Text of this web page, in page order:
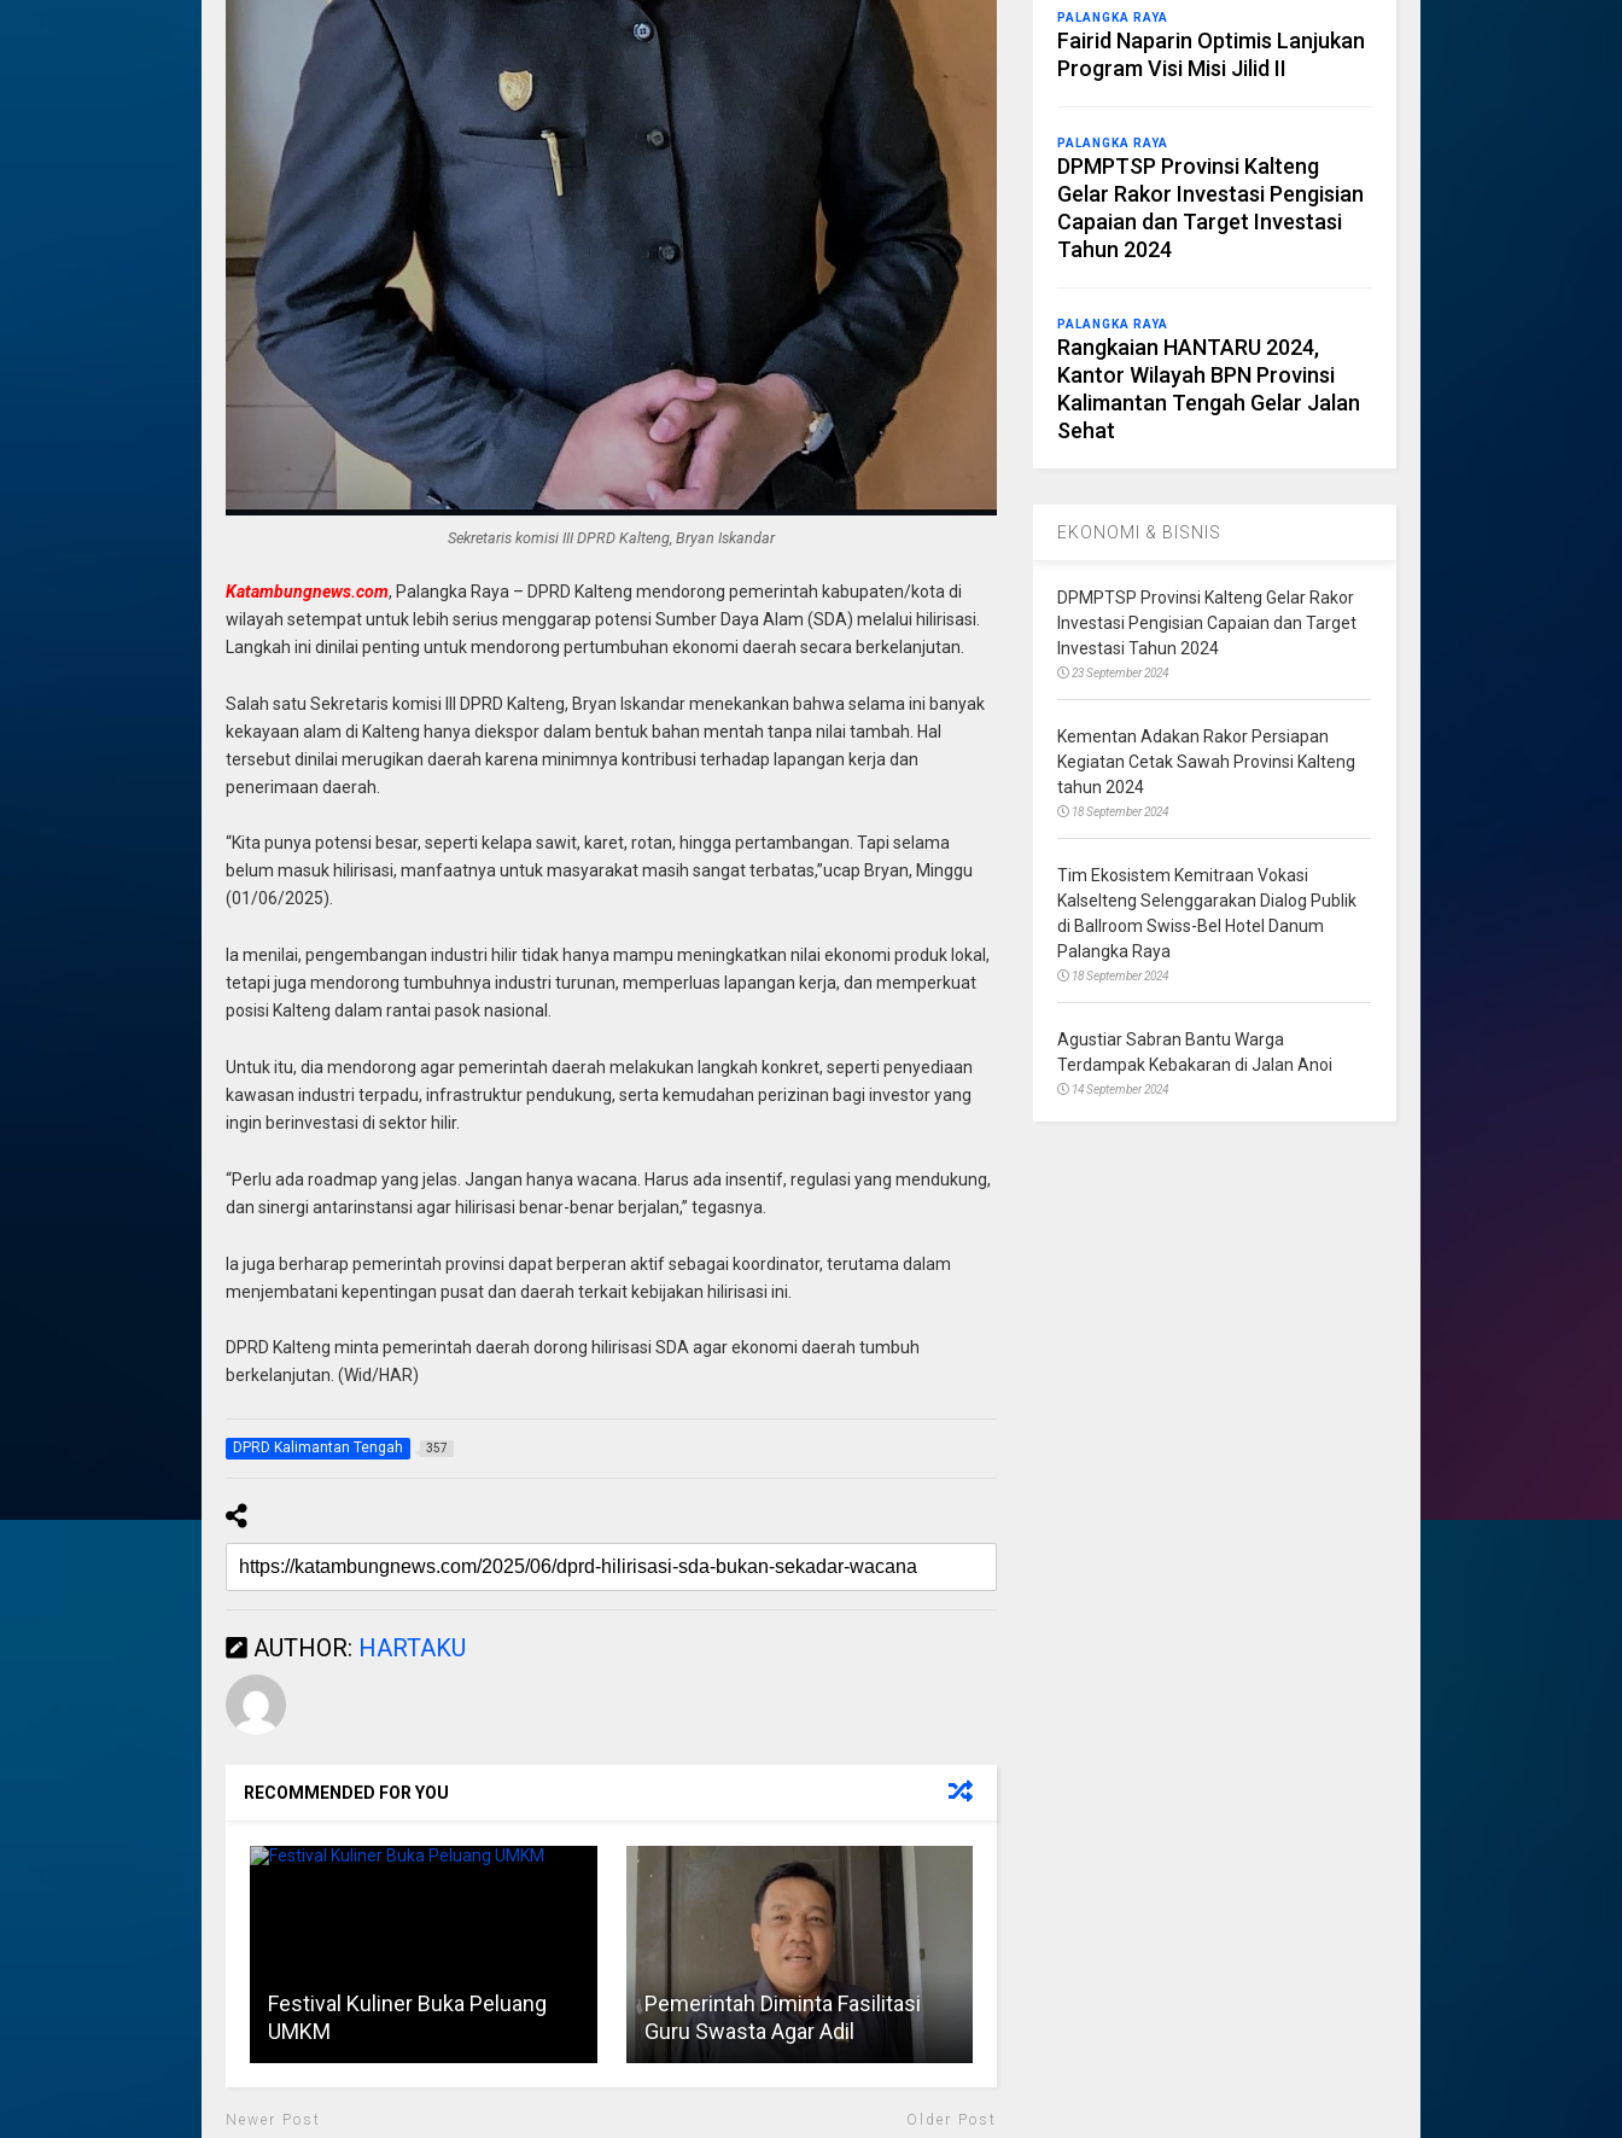
Sekretaris komisi III DPRD Kalteng, Bryan Iskandar
Katambungnews.com, Palangka Raya – DPRD Kalteng mendorong pemerintah kabupaten/kota di
wilayah setempat untuk lebih serius menggarap potensi Sumber Daya Alam (SDA) melalui hilirisasi.
Langkah ini dinilai penting untuk mendorong pertumbuhan ekonomi daerah secara berkelanjutan.
Salah satu Sekretaris komisi III DPRD Kalteng, Bryan Iskandar menekankan bahwa selama ini banyak
kekayaan alam di Kalteng hanya diekspor dalam bentuk bahan mentah tanpa nilai tambah. Hal
tersebut dinilai merugikan daerah karena minimnya kontribusi terhadap lapangan kerja dan
penerimaan daerah.
“Kita punya potensi besar, seperti kelapa sawit, karet, rotan, hingga pertambangan. Tapi selama
belum masuk hilirisasi, manfaatnya untuk masyarakat masih sangat terbatas,”ucap Bryan, Minggu
(01/06/2025).
Ia menilai, pengembangan industri hilir tidak hanya mampu meningkatkan nilai ekonomi produk lokal,
tetapi juga mendorong tumbuhnya industri turunan, memperluas lapangan kerja, dan memperkuat
posisi Kalteng dalam rantai pasok nasional.
Untuk itu, dia mendorong agar pemerintah daerah melakukan langkah konkret, seperti penyediaan
kawasan industri terpadu, infrastruktur pendukung, serta kemudahan perizinan bagi investor yang
ingin berinvestasi di sektor hilir.
“Perlu ada roadmap yang jelas. Jangan hanya wacana. Harus ada insentif, regulasi yang mendukung,
dan sinergi antarinstansi agar hilirisasi benar-benar berjalan,” tegasnya.
Ia juga berharap pemerintah provinsi dapat berperan aktif sebagai koordinator, terutama dalam
menjembatani kepentingan pusat dan daerah terkait kebijakan hilirisasi ini.
DPRD Kalteng minta pemerintah daerah dorong hilirisasi SDA agar ekonomi daerah tumbuh
berkelanjutan. (Wid/HAR)
DPRD Kalimantan Tengah 357
AUTHOR: HARTAKU
RECOMMENDED FOR YOU
Festival Kuliner Buka Peluang
UMKM
Pemerintah Diminta Fasilitasi
Guru Swasta Agar Adil
Newer Post Older Post
PALANGKA RAYA
Fairid Naparin Optimis Lanjukan
Program Visi Misi Jilid II
PALANGKA RAYA
DPMPTSP Provinsi Kalteng
Gelar Rakor Investasi Pengisian
Capaian dan Target Investasi
Tahun 2024
PALANGKA RAYA
Rangkaian HANTARU 2024,
Kantor Wilayah BPN Provinsi
Kalimantan Tengah Gelar Jalan
Sehat
EKONOMI & BISNIS
DPMPTSP Provinsi Kalteng Gelar Rakor
Investasi Pengisian Capaian dan Target
Investasi Tahun 2024
23 September 2024
Kementan Adakan Rakor Persiapan
Kegiatan Cetak Sawah Provinsi Kalteng
tahun 2024
18 September 2024
Tim Ekosistem Kemitraan Vokasi
Kalselteng Selenggarakan Dialog Publik
di Ballroom Swiss-Bel Hotel Danum
Palangka Raya
18 September 2024
Agustiar Sabran Bantu Warga
Terdampak Kebakaran di Jalan Anoi
14 September 2024